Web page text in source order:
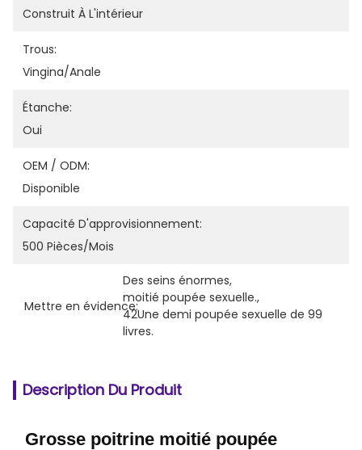
Construit À L'intérieur
Trous:
Vingina/anale
Étanche:
Oui
OEM / ODM:
Disponible
Capacité D'approvisionnement:
500 Pièces/mois
Mettre en évidence:
Des seins énormes,
moitié poupée sexuelle.,
42Une demi poupée sexuelle de 99
livres.
Description Du Produit
Grosse poitrine moitié poupée